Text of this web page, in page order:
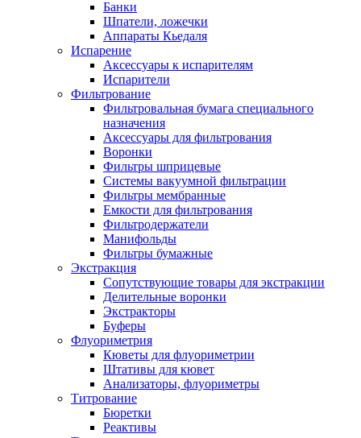
Банки
Шпатели, ложечки
Аппараты Кьедаля
Испарение
Аксессуары к испарителям
Испарители
Фильтрование
Фильтровальная бумага специального
назначения
Аксессуары для фильтрования
Воронки
Фильтры шприцевые
Системы вакуумной фильтрации
Фильтры мембранные
Емкости для фильтрования
Фильтродержатели
Манифольды
Фильтры бумажные
Экстракция
Сопутствующие товары для экстракции
Делительные воронки
Экстракторы
Буферы
Флуориметрия
Кюветы для флуориметрии
Штативы для кювет
Анализаторы, флуориметры
Титрование
Бюретки
Реактивы